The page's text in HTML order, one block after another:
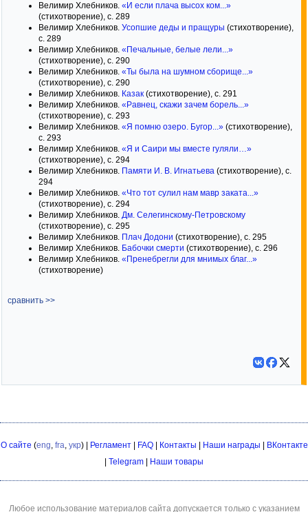
Велимир Хлебников. «И если плача высох ком...»
(стихотворение), с. 289
Велимир Хлебников. Усопшие деды и пращуры (стихотворение),
с. 289
Велимир Хлебников. «Печальные, белые лели...»
(стихотворение), с. 290
Велимир Хлебников. «Ты была на шумном сборище...»
(стихотворение), с. 290
Велимир Хлебников. Казак (стихотворение), с. 291
Велимир Хлебников. «Равнец, скажи зачем борель...»
(стихотворение), с. 293
Велимир Хлебников. «Я помню озеро. Бугор...» (стихотворение),
с. 293
Велимир Хлебников. «Я и Саири мы вместе гуляли…»
(стихотворение), с. 294
Велимир Хлебников. Памяти И. В. Игнатьева (стихотворение), с.
294
Велимир Хлебников. «Что тот сулил нам мавр заката...»
(стихотворение), с. 294
Велимир Хлебников. Дм. Селегинскому-Петровскому
(стихотворение), с. 295
Велимир Хлебников. Плач Додони (стихотворение), с. 295
Велимир Хлебников. Бабочки смерти (стихотворение), с. 296
Велимир Хлебников. «Пренебрегли для мнимых благ...»
(стихотворение)
сравнить >>
О сайте (eng, fra, укр) | Регламент| FAQ| Контакты Наши награды
ВКонтакте
Telegram Наши товары
Любое использование материалов сайта допускается только с указанием